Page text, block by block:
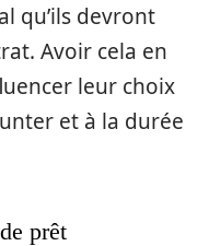
qu’ils devront
Avoir cela en
leur choix
et à la durée
prêt